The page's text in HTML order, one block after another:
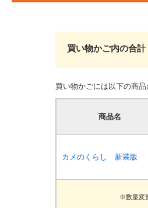
買い物かご内の合計
買い物かごには以下の商品
商品名
カメのくらし 新装版
※数量変